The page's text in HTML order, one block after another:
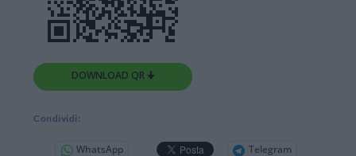
DOWNLOAD QR 🠋
Condividi:
WhatsApp
Telegram